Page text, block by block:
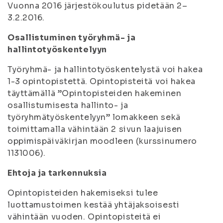
Vuonna 2016 järjestökoulutus pidetään 2–
3.2.2016.
Osallistuminen työryhmä- ja
hallintotyöskentelyyn
Työryhmä- ja hallintotyöskentelystä voi hakea
1-3 opintopistettä. Opintopisteitä voi hakea
täyttämällä ”Opintopisteiden hakeminen
osallistumisesta hallinto- ja
työryhmätyöskentelyyn” lomakkeen sekä
toimittamalla vähintään 2 sivun laajuisen
oppimispäiväkirjan moodleen (kurssinumero
1131006).
Ehtoja ja tarkennuksia
Opintopisteiden hakemiseksi tulee
luottamustoimen kestää yhtäjaksoisesti
vähintään vuoden. Opintopisteitä ei